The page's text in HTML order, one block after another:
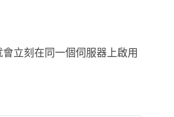
立刻在同一個伺服器上啟用